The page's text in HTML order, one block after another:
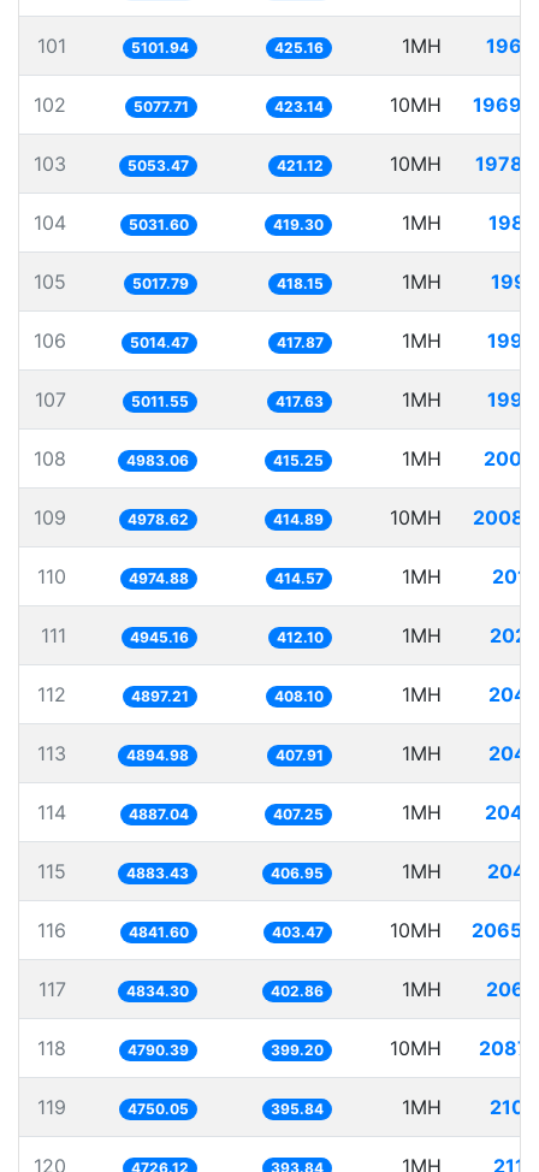
101 5101.94 425.16 1MH
102 5077.71 423.14 10MH
103 5053.47 421.12 10MH
104 5031.60 419.30 1MH
105 5017.79 418.15 1MH
106 5014.47 417.87 1MH
107 5011.55 417.63 1MH
108 4983.06 415.25 1MH
109 4978.62 414.89 10MH
110 4974.88 414.57 1MH
111 4945.16 412.10 1MH
112 4897.21 408.10 1MH
113 4894.98 407.91 1MH
114 4887.04 407.25 1MH
115 4883.43 406.95 1MH
116 4841.60 403.47 10MH
117 4834.30 402.86 1MH
118 4790.39 399.20 10MH
119 4750.05 395.84 1MH
120 4726.12 393.84 1MH